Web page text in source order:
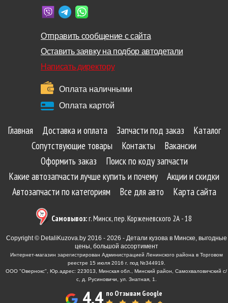
Отправить сообщение с сайта
Оставить заявку на подбор автодетали
Написать директору
Оплата наличными
Оплата картой
Главная Доставка и оплата Запчасти под заказ
Каталог
Сопутствующие товары
Контакты
Вакансии
Оформить заказ
Поиск по коду запчасти
Какие автозапчасти лучше купить и почему
Акции и скидки
Автозапчасти по категориям
Все для авто Карта сайта
Самовывоз:г. Минск, пер. Корженевского 2А - 18
Copyright © DetaliKuzova.by 2016 - 2026 - Детали кузова в Минске, выгодные
цены, большой ассортимент
Интернет-магазин зарегистрирован Администрацией Ленинского района в Торговом
реестре 15 июля 2016 г. под №344919.
ООО "Овернокс", Юр.адрес: 223013, Минская обл., Минский район, Самохваловичский с/
с, д. Русиновичи, ул. Знатная, 1.
4.4 по Отзывам Google